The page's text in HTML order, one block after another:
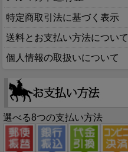
特定商取引法に基づく表示
送料とお支払い方法について
個人情報の取扱いについて
選べる8つの支払い方法